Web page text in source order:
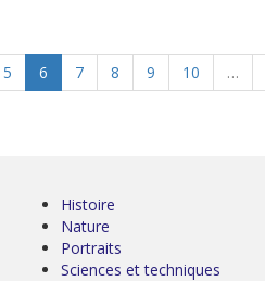
5 6 7 8 9 10 …
Histoire
Nature
Portraits
Sciences et techniques